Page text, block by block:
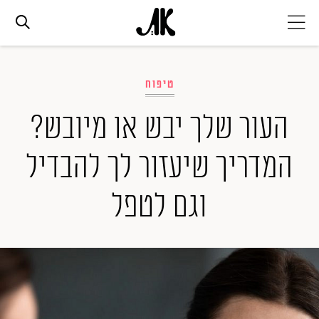
אופנה
ביוטי
סלבס
טיפוח
העור שלך יבש או מיובש?
המדריך שיעזור לך להבדיל
וגם לטפל